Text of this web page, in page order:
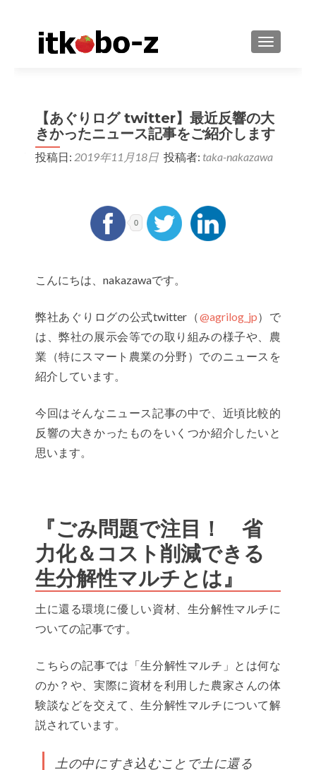
ナビゲー
【あぐりログ twitter】最近反響の大
きかったニュース記事をご紹介します
投稿日: 2019年11月18日 投稿者: taka-nakazawa
0
こんにちは、nakazawaです。
弊社あぐりログの公式twitter（@agrilog_jp）で
は、弊社の展示会等での取り組みの様子や、農
業（特にスマート農業の分野）でのニュースを
紹介しています。
今回はそんなニュース記事の中で、近頃比較的
反響の大きかったものをいくつか紹介したいと
思います。
『ごみ問題で注目！ 省
力化＆コスト削減できる
生分解性マルチとは』
土に還る環境に優しい資材、生分解性マルチに
ついての記事です。
こちらの記事では「生分解性マルチ」とは何な
のか？や、実際に資材を利用した農家さんの体
験談などを交えて、生分解性マルチについて解
説されています。
土の中にすき込むことで土に還る